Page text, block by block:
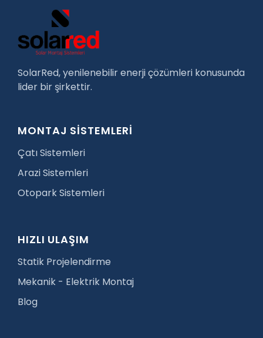
SolarRed, yenilenebilir enerji çözümleri konusunda
lider bir şirkettir.
MONTAJ SİSTEMLERİ
Çatı Sistemleri
Arazi Sistemleri
Otopark Sistemleri
HIZLI ULAŞIM
Statik Projelendirme
Mekanik - Elektrik Montaj
Blog